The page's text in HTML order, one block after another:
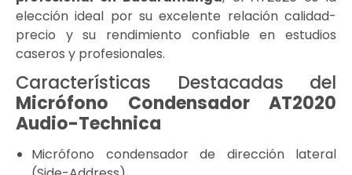
elección ideal por su excelente relación calidad-
precio y su rendimiento confiable en estudios
caseros y profesionales.
Características Destacadas del
Micrófono Condensador AT2020
Audio-Technica
Micrófono condensador de dirección lateral